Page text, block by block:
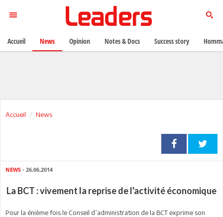
Accueil News
NEWS - 26.06.2014
La BCT : vivement la reprise de l'activité économique
Pour la énième fois le Conseil d’administration de la BCT exprime son
Accueil News Opinion Notes & Docs Success story